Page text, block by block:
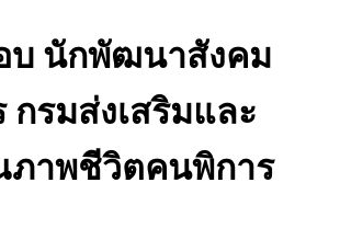
บ นักพัฒนาสังคม
กรมส่งเสริมและ
าพชีวิตคนพิการ